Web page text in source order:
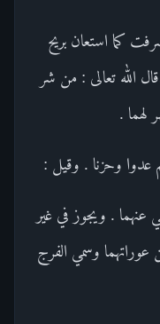
كما استعان بريح
الله تعالى : من شر
لهما .
عدوا وحزنا . وقيل :
. ويجوز في غير
عوراتهما وسمي الفرج